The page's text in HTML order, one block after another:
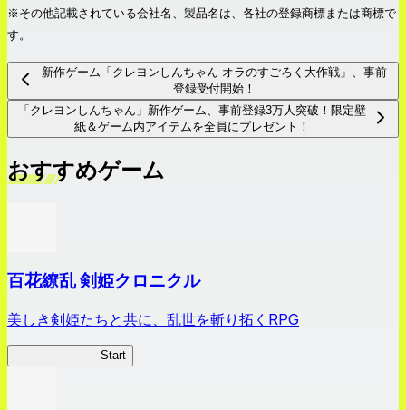
※その他記載されている会社名、製品名は、各社の登録商標または商標で
す。
新作ゲーム「クレヨンしんちゃん オラのすごろく大作戦」、事前
登録受付開始！
「クレヨンしんちゃん」新作ゲーム、事前登録3万人突破！限定壁
紙＆ゲーム内アイテムを全員にプレゼント！
おすすめゲーム
百花繚乱 剣姫クロニクル
美しき剣姫たちと共に、乱世を斬り拓くRPG
Start